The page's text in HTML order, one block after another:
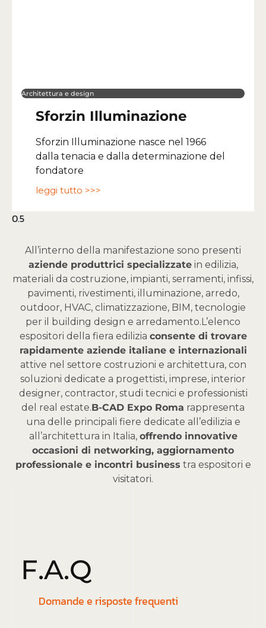
Architettura e design
Sforzin Illuminazione
Sforzin Illuminazione nasce nel 1966
dalla tenacia e dalla determinazione del
fondatore
leggi tutto >>>
All’interno della manifestazione sono presenti
aziende produttrici specializzatein edilizia,
materiali da costruzione, impianti, serramenti, infissi,
pavimenti, rivestimenti, illuminazione, arredo,
outdoor, HVAC, climatizzazione, BIM, tecnologie
per il building design e arredamento. L’elenco
espositori della fiera edilizia consente di trovare
rapidamente aziende italiane e internazionali
attive nel settore costruzioni e architettura, con
soluzioni dedicate a progettisti, imprese, interior
designer, contractor, studi tecnici e professionisti
del real estate.B-CAD Expo Roma rappresenta
una delle principali fiere dedicate all’edilizia e
all’architettura in Italia, offrendo innovative
occasioni di networking, aggiornamento
professionale e incontri business tra espositori e
visitatori.
F.A.Q
Domande e risposte frequenti